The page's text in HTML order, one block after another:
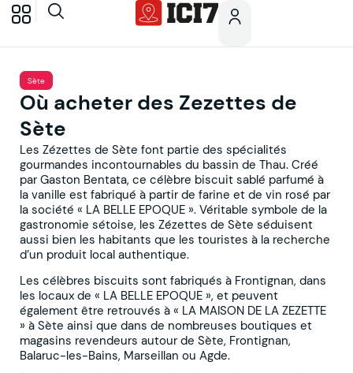
Sète
Où acheter des Zezettes de
Sète
Les Zézettes de Sète font partie des spécialités
gourmandes incontournables du bassin de Thau. Créé
par Gaston Bentata, ce célèbre biscuit sablé parfumé à
la vanille est fabriqué à partir de farine et de vin rosé par
la société « LA BELLE EPOQUE ». Véritable symbole de la
gastronomie sétoise, les Zézettes de Sète séduisent
aussi bien les habitants que les touristes à la recherche
d’un produit local authentique.
Les célèbres biscuits sont fabriqués à Frontignan, dans
les locaux de « LA BELLE EPOQUE », et peuvent
également être retrouvés à « LA MAISON DE LA ZEZETTE
» à Sète ainsi que dans de nombreuses boutiques et
magasins revendeurs autour de Sète, Frontignan,
Balaruc-les-Bains, Marseillan ou Agde.